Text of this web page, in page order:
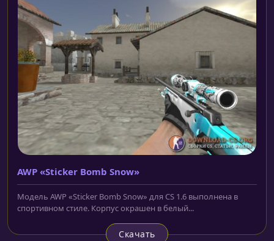
AWP «Sticker Bomb Snow»
Модель AWP «Sticker Bomb Snow» для CS 1.6 выполнена в
спортивном стиле. Корпус окрашен в белый...
Скачать